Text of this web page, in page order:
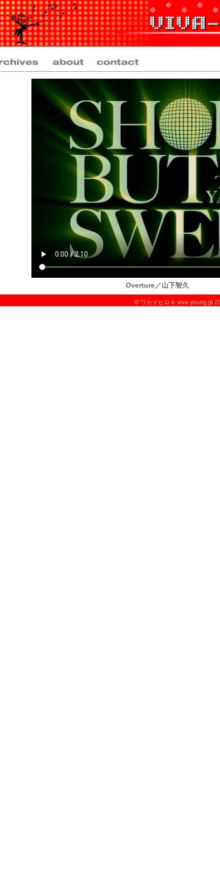
Overture／山下智久
© ワカイヒロキ viva-young.jp